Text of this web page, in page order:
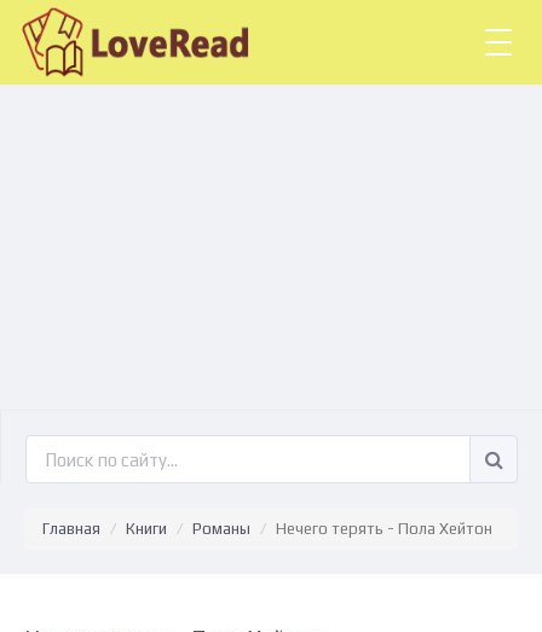
Главная Книги Романы Нечего терять - Пола Хейтон